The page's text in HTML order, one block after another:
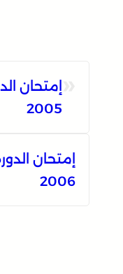
إمتحان
2005
إمتحان
2006